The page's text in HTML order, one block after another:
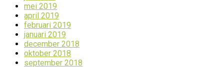
mei 2019
april 2019
februari 2019
januari 2019
december 2018
oktober 2018
september 2018